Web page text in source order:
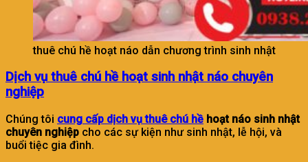
thuê chú hề hoạt náo dẫn chương trình sinh nhật
Dịch vụ thuê chú hề hoạt sinh nhật náo chuyên
nghiệp
Chúng tôi cung cấp dịch vụ thuê chú hề hoạt náo sinh nhật
chuyên nghiệp cho các sự kiện như sinh nhật, lễ hội, và
buổi tiệc gia đình.